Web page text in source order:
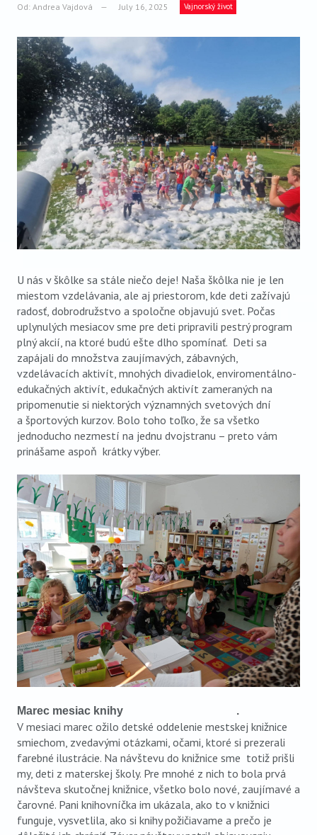
VIDEO
AUDIO
ARCHÍV VYDANÍ
Od: Andrea Vajdová July 16, 2025 Vajnorský život
U nás v škôlke sa stále niečo deje! Naša škôlka nie je len
miestom vzdelávania, ale aj priestorom, kde deti zažívajú
radosť, dobrodružstvo a spoločne objavujú svet. Počas
uplynulých mesiacov sme pre deti pripravili pestrý program
plný akcií, na ktoré budú ešte dlho spomínať. Deti sa
zapájali do množstva zaujímavých, zábavných,
vzdelávacích aktivít, mnohých divadielok, enviromentálno-
edukačných aktivít, edukačných aktivít zameraných na
pripomenutie si niektorých významných svetových dní
a športových kurzov. Bolo toho toľko, že sa všetko
jednoducho nezmestí na jednu dvojstranu – preto vám
prinášame aspoň krátky výber.
Marec mesiac knihy .
V mesiaci marec ožilo detské oddelenie mestskej knižnice
smiechom, zvedavými otázkami, očami, ktoré si prezerali
farebné ilustrácie. Na návštevu do knižnice sme totiž prišli
my, deti z materskej školy. Pre mnohé z nich to bola prvá
návšteva skutočnej knižnice, všetko bolo nové, zaujímavé a
čarovné. Pani knihovníčka im ukázala, ako to v knižnici
funguje, vysvetlila, ako si knihy požičiavame a prečo je